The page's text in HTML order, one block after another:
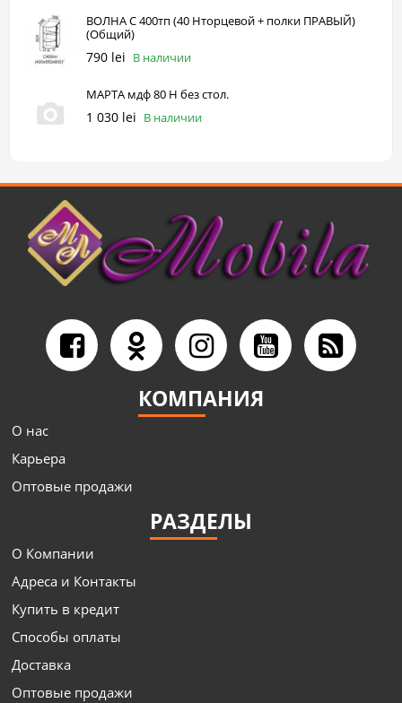
ВОЛНА С 400тп (40 Нторцевой + полки ПРАВЫЙ)
(Общий)
790 lei В наличии
МАРТА мдф 80 Н без стол.
1 030 lei В наличии
КОМПАНИЯ
О нас
Карьера
Оптовые продажи
РАЗДЕЛЫ
О Компании
Адреса и Контакты
Купить в кредит
Способы оплаты
Доставка
Оптовые продажи